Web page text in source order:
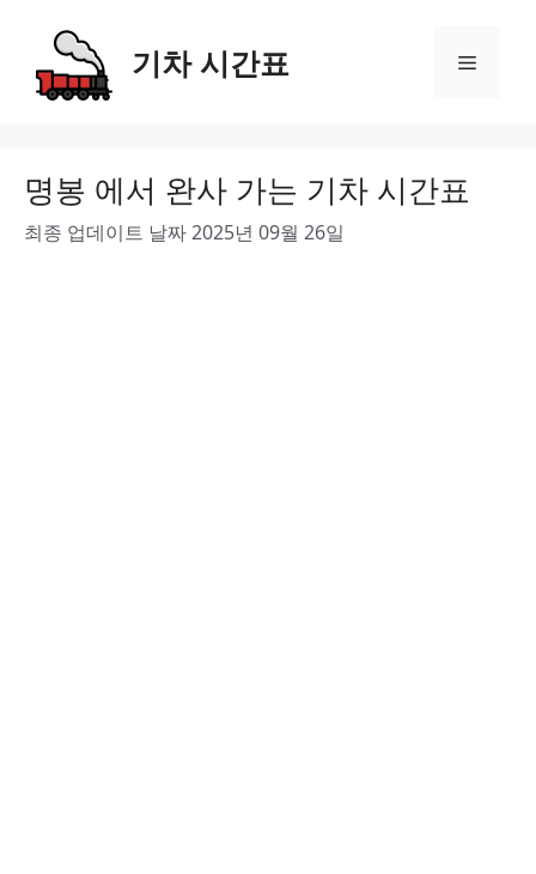
content
기차 시간표 Menu
명봉 에서 완사 가는 기차 시간표
최종 업데이트 날짜 2025년 09월 26일